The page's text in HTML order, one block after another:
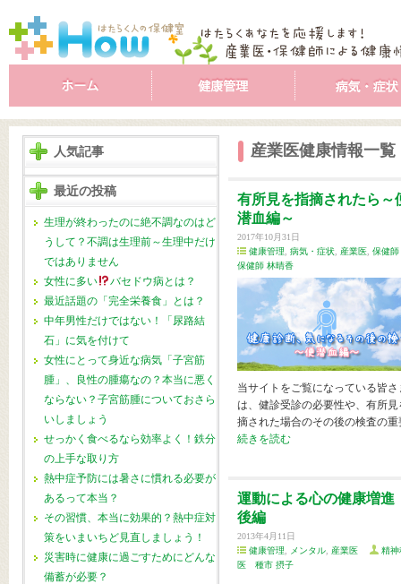
人気記事
最近の投稿
生理が終わったのに絶不調なのはど
うして？不調は生理前～生理中だけ
ではありません
女性に多い
バセドウ病とは？
最近話題の「完全栄養食」とは？
中年男性だけではない！「尿路結
石」に気を付けて
女性にとって身近な病気「子宮筋
腫」、良性の腫瘍なの？本当に悪く
ならない？子宮筋腫についておさら
いしましょう
せっかく食べるなら効率よく！鉄分
の上手な取り方
熱中症予防には暑さに慣れる必要が
あるって本当？
その習慣、本当に効果的？熱中症対
策をいまいちど見直しましょう！
災害時に健康に過ごすためにどんな
備蓄が必要？
産業医健康情報一覧
有所見を指摘されたら～
潜血編～
2017年10月31日
健康管理
病気・症状 産業医 保健師
保健師 林晴香
当サイトをご覧になっている皆さ
は、健診受診の必要性や、有所見
摘された場合のその後の検査の
続きを読む
運動による心の健康増
後編
2013年4月11日
健康管理
メンタル 産業医
精神
医 種市 摂子